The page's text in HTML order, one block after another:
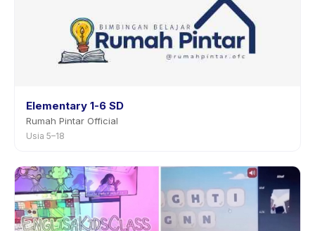
Elementary 1-6 SD
Rumah Pintar Official
Usia 5–18